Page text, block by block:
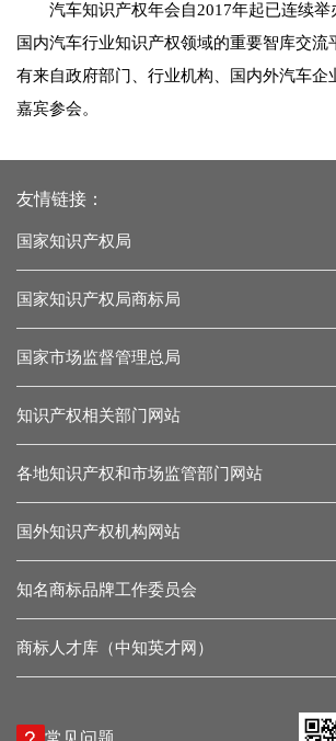
汽车知识产权年会自2017年起已连续举
国内汽车行业知识产权领域的重要智库交流
有来自政府部门、行业机构、国内外汽车企
嘉宾参会。
友情链接：
国家知识产权局
国家知识产权局商标局
国家市场监督管理总局
知识产权相关部门网站
各地知识产权和市场监管部门网站
国外知识产权机构网站
知名商标品牌工作委员会
商标人才库（中知英才网）